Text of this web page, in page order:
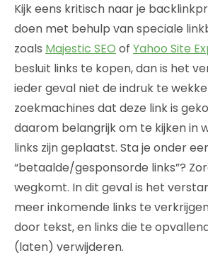
Kijk eens kritisch naar je
doen met behulp van speciale
zoals Majestic SEO of Yahoo Site
besluit links te kopen, dan is het
ieder geval niet de indruk te
zoekmachines dat deze link is
daarom belangrijk om te kijken in
links zijn geplaatst. Sta je onder
“betaalde/gesponsorde links”?
wegkomt. In dit geval is het
meer inkomende links te
door tekst, en links die te
(laten) verwijderen.